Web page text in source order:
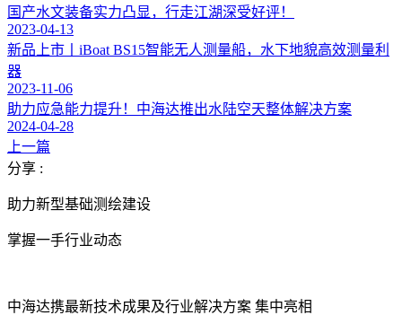
国产水文装备实力凸显，行走江湖深受好评！
2023-04-13
新品上市丨iBoat BS15智能无人测量船，水下地貌高效测量利
器
2023-11-06
助力应急能力提升！中海达推出水陆空天整体解决方案
2024-04-28
上一篇
分享 :
助力新型基础测绘建设
掌握一手行业动态
中海达携最新技术成果及行业解决方案 集中亮相